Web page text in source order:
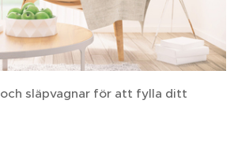
släpvagnar för att fylla ditt